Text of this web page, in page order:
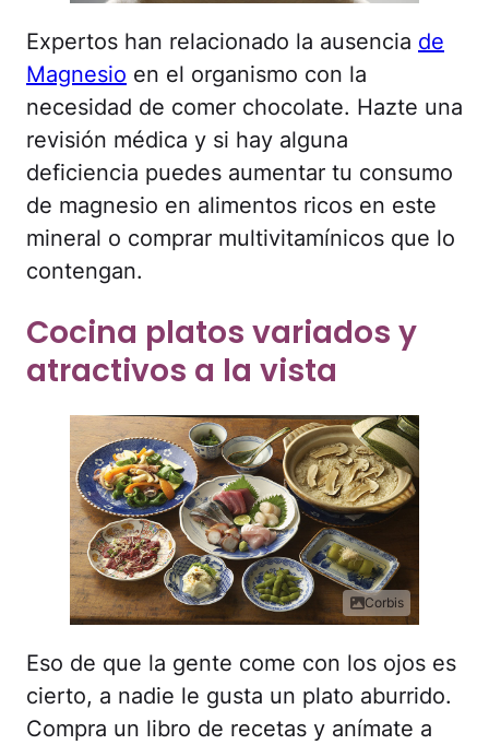
Expertos han relacionado la ausencia de
Magnesio en el organismo con la
necesidad de comer chocolate. Hazte una
revisión médica y si hay alguna
deficiencia puedes aumentar tu consumo
de magnesio en alimentos ricos en este
mineral o comprar multivitamínicos que lo
contengan.
Cocina platos variados y
atractivos a la vista
Corbis
Eso de que la gente come con los ojos es
cierto, a nadie le gusta un plato aburrido.
Compra un libro de recetas y anímate a